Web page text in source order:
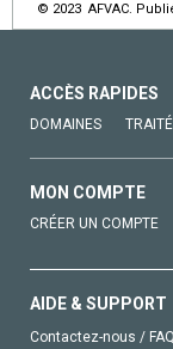
© 2023 AFVAC.
ACCÈS RAPIDES
DOMAINES
MON COMPTE
CRÉER UN COMPTE
AIDE & SUPPORT
Contactez-nous / FAQ